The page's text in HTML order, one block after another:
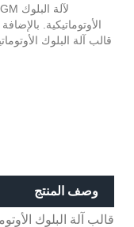
الأوتوماتيكية.
قالب آلة البلوك
وصف المنتج
قالب آلة البلوك